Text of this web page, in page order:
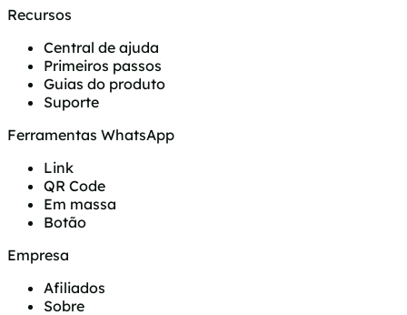
Recursos
Central de ajuda
Primeiros passos
Guias do produto
Suporte
Ferramentas WhatsApp
Link
QR Code
Em massa
Botão
Empresa
Afiliados
Sobre